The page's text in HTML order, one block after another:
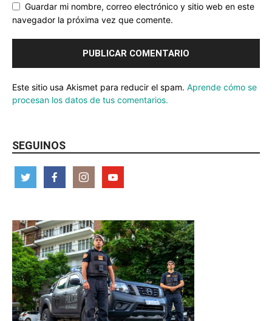
Guardar mi nombre, correo electrónico y sitio web en este
navegador la próxima vez que comente.
Este sitio usa Akismet para reducir el spam. Aprende cómo se
procesan los datos de tus comentarios.
SEGUINOS